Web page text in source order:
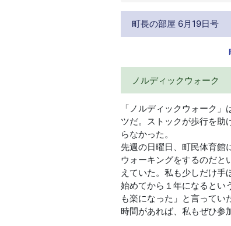
町長の部屋 6月19日号
ノルディックウォーク
「ノルディックウォーク
ツだ。ストックが歩行を助
らなかった。
先週の日曜日、町民体育館
ウォーキングをするのだと
えていた。私も少しだけ手
始めてから１年になるとい
も楽になった」と言ってい
時間があれば、私もぜひ参